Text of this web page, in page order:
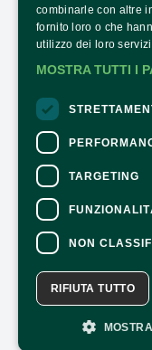
ORARI E COSTI
CONTATTI
Seguici:
CONTATTI
Per informazioni e
della biglietteria
Per informazioni sul
l'evento, rivolgersi all'
Dichiarazione di
combinarle con altre
fornito loro o che
utilizzo dei loro
MOSTRA TUTTI I
TARGETING
NON
RIFIUTA TUTTO